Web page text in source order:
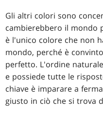
Gli altri colori sono
cambierebbero il mondo
è l'unico colore che non
mondo, perché è
perfetto. L'ordine
e possiede tutte le
chiave è imparare a
giusto in ciò che si trova